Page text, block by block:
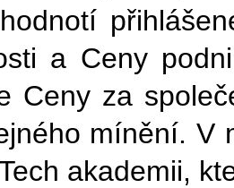
a Ceny
Ceny za
mínění. V
akademii,